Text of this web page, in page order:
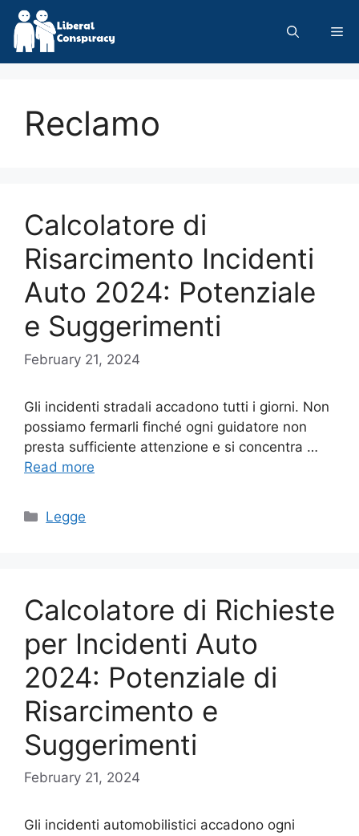
Skip
content
Reclamo
Calcolatore di
Risarcimento Incidenti
Auto 2024: Potenziale
e Suggerimenti
February 21, 2024
Gli incidenti stradali accadono tutti i giorni. Non
possiamo fermarli finché ogni guidatore non
presta sufficiente attenzione e si concentra …
Read more
Categories
Legge
Calcolatore di Richieste
per Incidenti Auto
2024: Potenziale di
Risarcimento e
Suggerimenti
February 21, 2024
Gli incidenti automobilistici accadono ogni